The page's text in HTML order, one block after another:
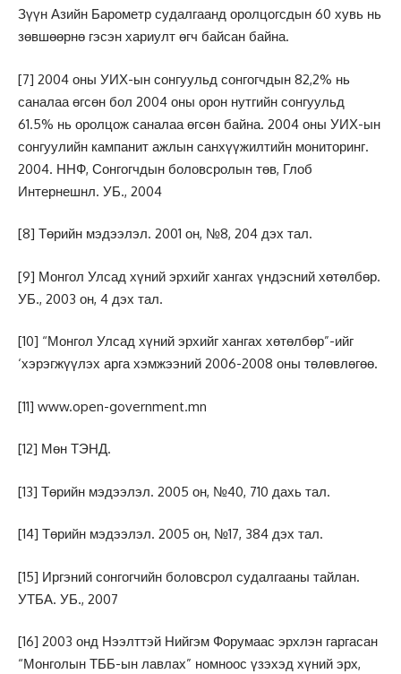
Зүүн Азийн Барометр судалгаанд оролцогсдын 60 хувь нь
зөвшөөрнө гэсэн хариулт өгч байсан байна.
[7] 2004 оны УИХ-ын сонгуульд сонгогчдын 82,2% нь
саналаа өгсөн бол 2004 оны орон нутгийн сонгуульд
61.5% нь оролцож саналаа өгсөн байна. 2004 оны УИХ-ын
сонгуулийн кампанит ажлын санхүүжилтийн мониторинг.
2004. ННФ, Сонгогчдын боловсролын төв, Глоб
Интернешнл. УБ., 2004
[8] Төрийн мэдээлэл. 2001 он, №8, 204 дэх тал.
[9] Монгол Улсад хүний эрхийг хангах үндэсний хөтөлбөр.
УБ., 2003 он, 4 дэх тал.
[10] “Монгол Улсад хүний эрхийг хангах хөтөлбөр”-ийг
‘хэрэгжүүлэх арга хэмжээний 2006-2008 оны төлөвлөгөө.
[11] www.open-government.mn
[12] Мөн ТЭНД.
[13] Төрийн мэдээлэл. 2005 он, №40, 710 дахь тал.
[14] Төрийн мэдээлэл. 2005 он, №17, 384 дэх тал.
[15] Иргэний сонгогчийн боловсрол судалгааны тайлан.
УТБА. УБ., 2007
[16] 2003 онд Нээлттэй Нийгэм Форумаас эрхлэн гаргасан
“Монголын ТББ-ын лавлах” номноос үзэхэд хүний эрх,